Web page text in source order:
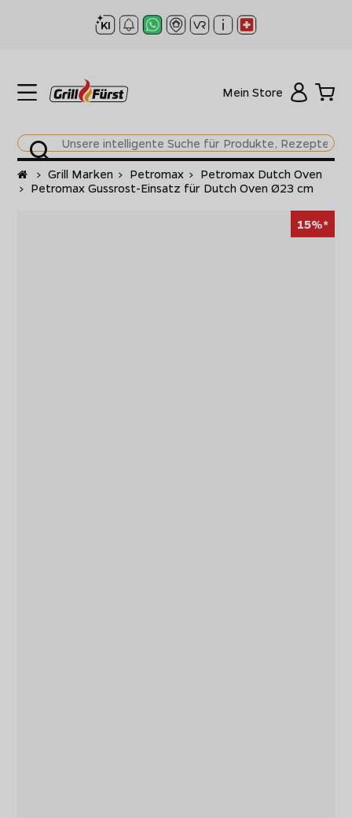
Mein Store
Startseite
> Grill Marken > Petromax > Petromax Dutch Oven
> Petromax Gussrost-Einsatz für Dutch Oven Ø23 cm
15%*